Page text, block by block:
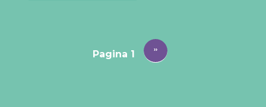
Pagina 1 Volgende
››